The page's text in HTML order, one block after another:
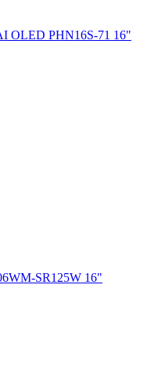
OLED PHN16S-71 16"
SR125W 16"